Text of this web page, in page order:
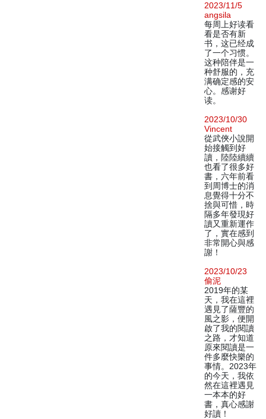
2023/11/5
angsila
每周上好读看
看是否有新
书，这已经成
了一个习惯。
这种陪伴是一
种舒服的，充
满确定感的安
心。感谢好
读。
2023/10/30
Vincent
從武俠小說開
始接觸到好
讀，陸陸續續
也看了很多好
書，六年前看
到周博士的消
息覺得十分不
捨與可惜，時
隔多年發現好
讀又重新運作
了，實在感到
非常開心與感
謝！
2023/10/23
偷泥
2019年的某
天，我在這裡
遇見了薩豐的
風之影，便開
啟了我的閱讀
之路，才知道
原來閱讀是一
件多麼快樂的
事情。2023年
的今天，我依
然在這裡遇見
一本本的好
書，真心感謝
好讀！